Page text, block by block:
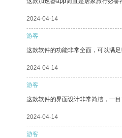
2024-04-14
游客
这款软件的功能非常全面，可以满足
2024-04-14
游客
这款软件的界面设计非常简洁，一目
2024-04-14
游客